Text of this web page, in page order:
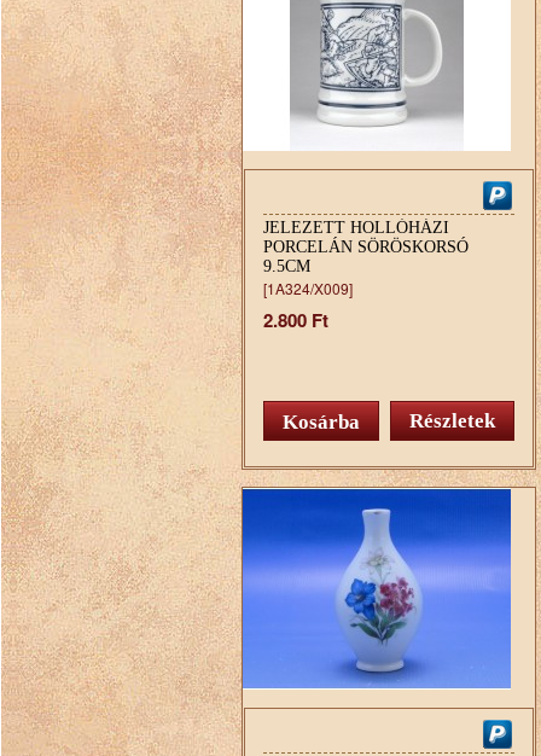
JELEZETT HOLLÓHÁZI
PORCELÁN SÖRÖSKORSÓ
9.5CM
[1A324/X009]
2.800 Ft
Részletek